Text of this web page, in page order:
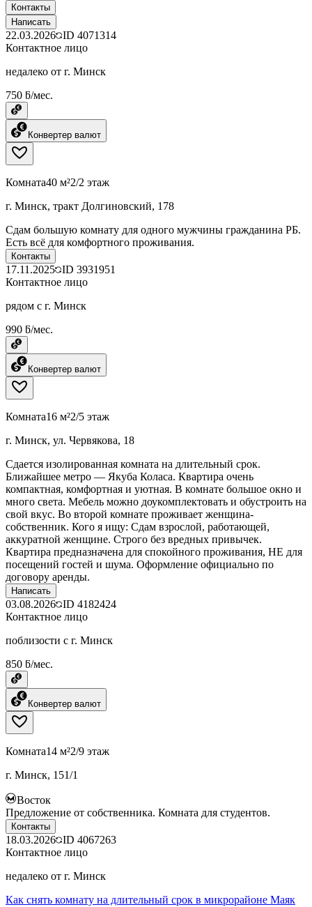
Контакты
Написать
22.03.2026 ID 4071314
Контактное лицо
недалеко от г. Минск
750 ƃ/мес.
Конвертер валют
Комната40 м²2/2 этаж
г. Минск, тракт Долгиновский, 178
Сдам большую комнату для одного мужчины гражданина РБ.
Есть всё для комфортного проживания.
Контакты
17.11.2025 ID 3931951
Контактное лицо
рядом с г. Минск
990 ƃ/мес.
Конвертер валют
Комната16 м²2/5 этаж
г. Минск, ул. Червякова, 18
Сдается изолированная комната на длительный срок.
Ближайшее метро — Якуба Коласа. Квартира очень
компактная, комфортная и уютная. В комнате большое окно и
много света. Мебель можно доукомплектовать и обустроить на
свой вкус. Во второй комнате проживает женщина-
собственник. Кого я ищу: Сдам взрослой, работающей,
аккуратной женщине. Строго без вредных привычек.
Квартира предназначена для спокойного проживания, НЕ для
посещений гостей и шума. Оформление официально по
договору аренды.
Написать
03.08.2026 ID 4182424
Контактное лицо
поблизости с г. Минск
850 ƃ/мес.
Конвертер валют
Комната14 м²2/9 этаж
г. Минск, 151/1
Восток
Предложение от собственника. Комната для студентов.
Контакты
18.03.2026 ID 4067263
Контактное лицо
недалеко от г. Минск
Как снять комнату на длительный срок в микрорайоне Маяк